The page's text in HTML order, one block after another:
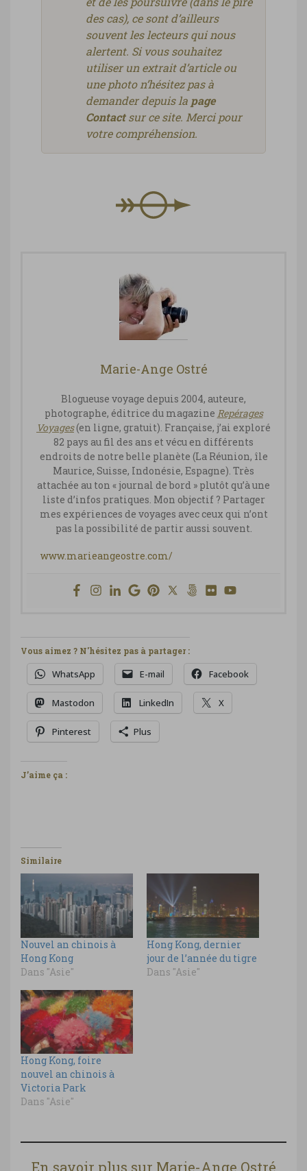
des cas), ce sont d’ailleurs
souvent les lecteurs qui nous
alertent. Si vous souhaitez
utiliser un extrait d’article ou
une photo n’hésitez pas à
demander depuis la page
Contactsur ce site. Merci pour
votre compréhension.
Marie-Ange Ostré
Blogueuse voyage depuis 2004, auteure,
photographe, éditrice du magazine Repérages
Voyages(en ligne, gratuit). Française, j’ai exploré
82 pays au fil des ans et vécu en différents
endroits de notre belle planète (La Réunion, île
Maurice, Suisse, Indonésie, Espagne). Très
attachée au ton « journal de bord » plutôt qu’à une
liste d’infos pratiques. Mon objectif ? Partager
mes expériences de voyages avec ceux qui n’ont
pas la possibilité de partir aussi souvent.
www.marieangeostre.com/
Vous aimez ? N'hésitez pas à partager :
WhatsApp E-mail Facebook
Mastodon LinkedIn X
Pinterest Plus
J’aime ça :
Similaire
Nouvel an chinois à
Hong Kong
Dans "Asie"
Hong Kong, dernier
jour de l’année du tigre
Dans "Asie"
Hong Kong, foire
nouvel an chinois à
Victoria Park
Dans "Asie"
En savoir plus sur Marie-Ange Ostré